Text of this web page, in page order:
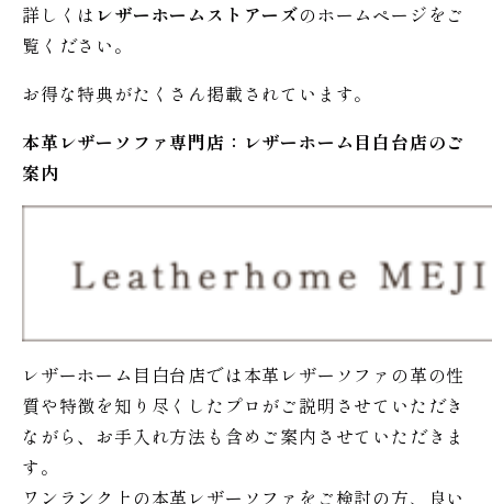
詳しくは レザーホームストアーズのホームページをご
覧ください。
お得な特典がたくさん掲載されています。
本革レザーソファ専門店：レザーホーム 目白台店のご
案内
レザーホーム目白台店では本革レザーソファの革の性
質や特徴を知り尽くしたプロがご説明させていただき
ながら、お手入れ方法も含めご案内させていただきま
す。
ワンランク上の本革レザーソファをご検討の方、良い